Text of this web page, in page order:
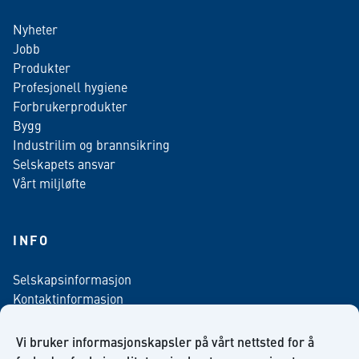
Vi bruker informasjonskapsler på vårt nettsted for å
Nyheter
Jobb
Produkter
Profesjonell hygiene
Forbrukerprodukter
Bygg
Industrilim og brannsikring
Selskapets ansvar
Vårt miljløfte
INFO
Selskapsinformasjon
Kontaktinformasjon
Salgsbetingelser